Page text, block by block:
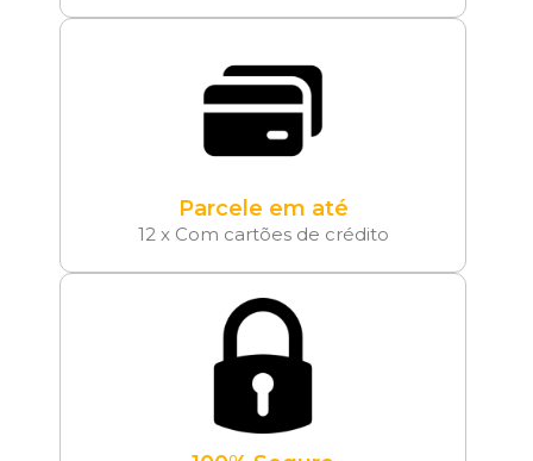
Parcele em até
12 x Com cartões de crédito